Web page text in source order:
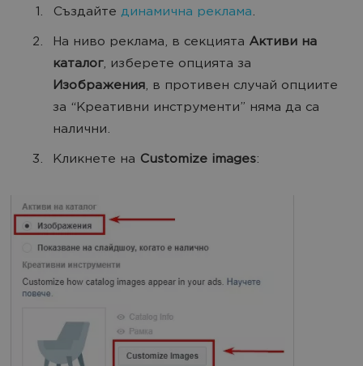
Създайте динамична реклама.
На ниво реклама, в секцията Активи на
каталог, изберете опцията за
Изображения, в противен случай опциите
за “Креативни инструменти” няма да са
налични.
Кликнете на Customize images: